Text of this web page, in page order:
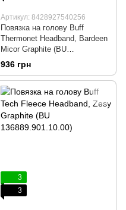
Артикул: 8428927540256
Повязка на голову Buff
Thermonet Headband, Bardeen
Micor Graphite (BU
132727.901.10.00)
936 грн
3
3